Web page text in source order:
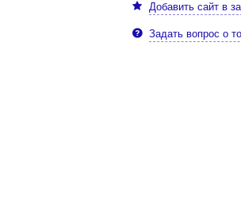
Добавить сайт в
Задать вопрос о